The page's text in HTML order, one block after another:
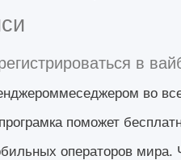
в
во
поможет
операторов мира.